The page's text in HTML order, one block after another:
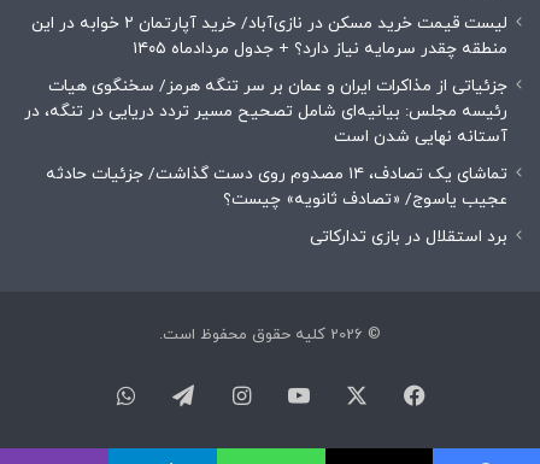
لیست قیمت خرید مسکن در نازی‌آباد/ خرید آپارتمان ۲ خوابه در این
منطقه چقدر سرمایه نیاز دارد؟ + جدول مردادماه ۱۴۰۵
جزئیاتی از مذاکرات ایران و عمان بر سر تنگه هرمز/ سخنگوی هیات
رئیسه مجلس: بیانیه‌ای شامل تصحیح مسیر تردد دریایی در تنگه، در
آستانه نهایی شدن است
تماشای یک تصادف، ۱۴ مصدوم روی دست گذاشت/ جزئیات حادثه
عجیب یاسوج/ «تصادف ثانویه» چیست؟
برد استقلال در بازی تدارکاتی
© 2026 کلیه حقوق محفوظ است.
فیسبوک ایکس یوتیوب اینستاگرامتلگرام
آپ